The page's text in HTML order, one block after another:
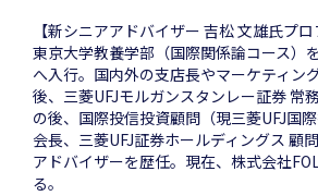
【新シニアアドバイザー 吉松 文雄氏プロ
東京大学教養学部（国際関係論コース）
へ入行。国内外の支店長やマーケティン
後、三菱UFJモルガンスタンレー証券 常
の後、国際投信投資顧問（現三菱UFJ国
会長、三菱UFJ証券ホールディングス 顧
アドバイザーを歴任。現在、株式会社
る。